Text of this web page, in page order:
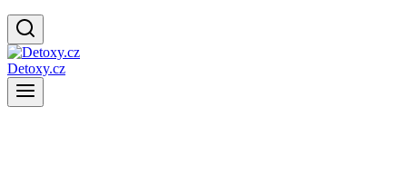
Detoxy.cz